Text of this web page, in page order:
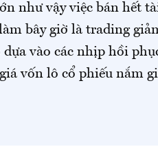
như vậy việc bán hết
bây giờ là trading
dựa vào các nhịp hồi
vốn lô cổ phiếu nắm